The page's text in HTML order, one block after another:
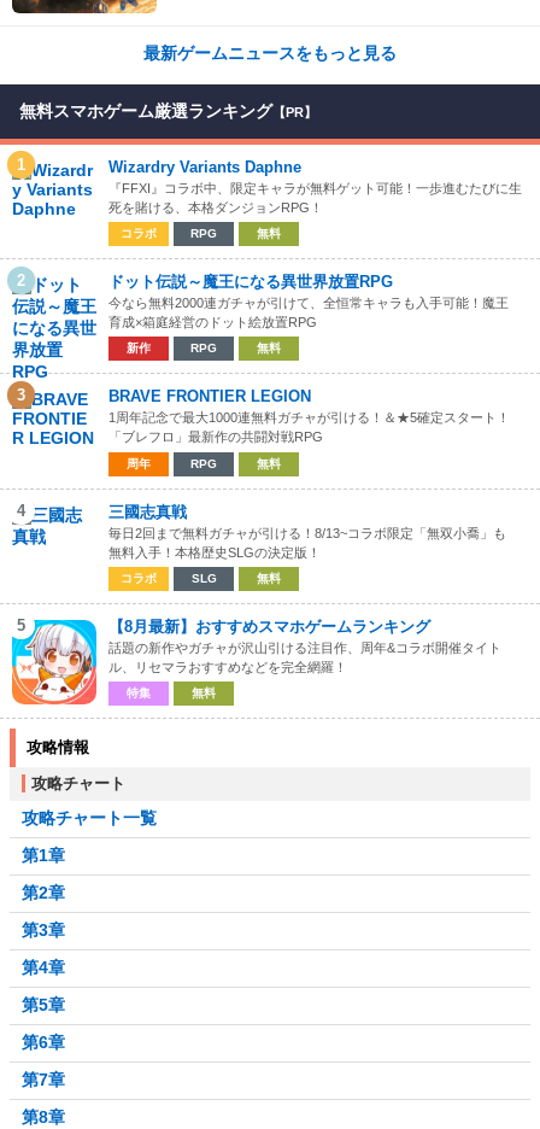
最新ゲームニュースをもっと見る
無料スマホゲーム厳選ランキング 【PR】
1 Wizardry Variants Daphne
『FFXI』コラボ中、限定キャラが無料ゲット可能！一歩進むたびに生
死を賭ける、本格ダンジョンRPG！
コラボ RPG 無料
2 ドット伝説～魔王になる異世界放置RPG
今なら無料2000連ガチャが引けて、全恒常キャラも入手可能！魔王
育成×箱庭経営のドット絵放置RPG
新作 RPG 無料
3 BRAVE FRONTIER LEGION
1周年記念で最大1000連無料ガチャが引ける！＆★5確定スタート！
「ブレフロ」最新作の共闘対戦RPG
周年 RPG 無料
4 三國志真戦
毎日2回まで無料ガチャが引ける！8/13~コラボ限定「無双小喬」も
無料入手！本格歴史SLGの決定版！
コラボ SLG 無料
5 【8月最新】おすすめスマホゲームランキング
話題の新作やガチャが沢山引ける注目作、周年&コラボ開催タイト
ル、リセマラおすすめなどを完全網羅！
特集 無料
攻略情報
攻略チャート
攻略チャート一覧
第1章
第2章
第3章
第4章
第5章
第6章
第7章
第8章